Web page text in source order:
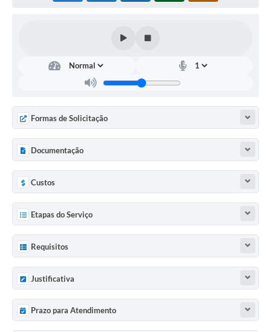
Meio ambiente
Acesso à Informação
Contato
Formas de Solicitação
Documentação
Custos
Etapas do Serviço
Requisitos
Justificativa
Prazo para Atendimento